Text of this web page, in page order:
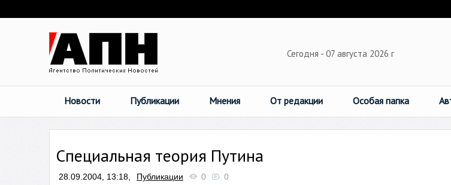
Сегодня - 07 августа 2026 г
Новости Публикации Мнения От редакции Особая папка
Специальная теория Путина
28.09.2004, 13:18, Публикации 0 0